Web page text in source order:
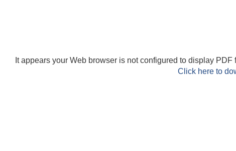
It appears your Web browser is not configured to display PDF
Click here to